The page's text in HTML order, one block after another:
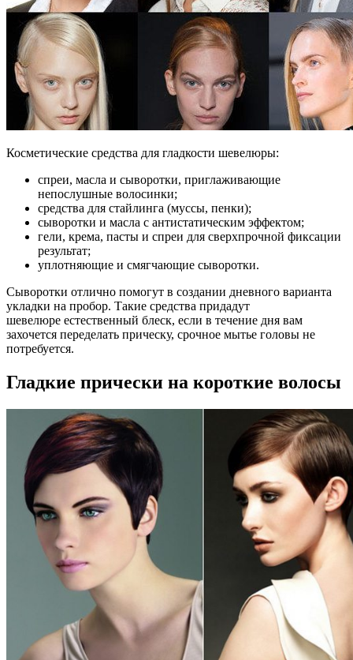
Косметические средства для гладкости шевелюры:
спреи, масла и сыворотки, приглаживающие
непослушные волосинки;
средства для стайлинга (муссы, пенки);
сыворотки и масла с антистатическим эффектом;
гели, крема, пасты и спреи для сверхпрочной фиксации
результат;
уплотняющие и смягчающие сыворотки.
Сыворотки отлично помогут в создании дневного варианта
укладки на пробор. Такие средства придадут
шевелюре естественный блеск, если в течение дня вам
захочется переделать прическу, срочное мытье головы не
потребуется.
Гладкие прически на короткие волосы